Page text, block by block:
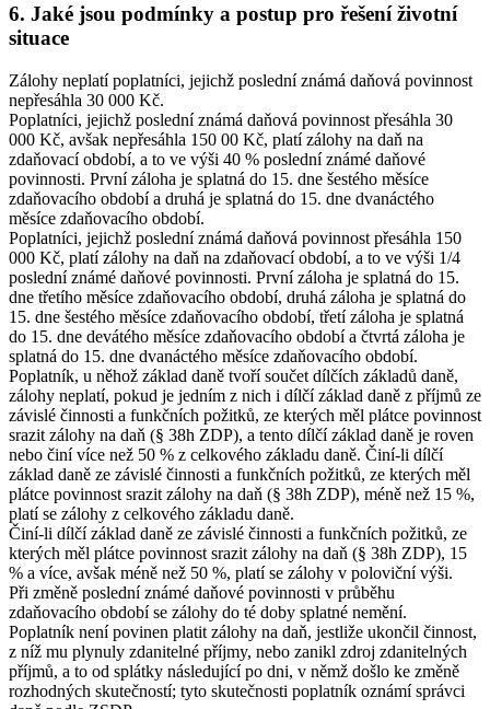
6. Jaké jsou podmínky a postup pro řešení životní
situace
Zálohy neplatí poplatníci, jejichž poslední známá daňová povinnost
nepřesáhla 30 000 Kč.
Poplatníci, jejichž poslední známá daňová povinnost přesáhla 30
000 Kč, avšak nepřesáhla 150 00 Kč, platí zálohy na daň na
zdaňovací období, a to ve výši 40 % poslední známé daňové
povinnosti. První záloha je splatná do 15. dne šestého měsíce
zdaňovacího období a druhá je splatná do 15. dne dvanáctého
měsíce zdaňovacího období.
Poplatníci, jejichž poslední známá daňová povinnost přesáhla 150
000 Kč, platí zálohy na daň na zdaňovací období, a to ve výši 1/4
poslední známé daňové povinnosti. První záloha je splatná do 15.
dne třetího měsíce zdaňovacího období, druhá záloha je splatná do
15. dne šestého měsíce zdaňovacího období, třetí záloha je splatná
do 15. dne devátého měsíce zdaňovacího období a čtvrtá záloha je
splatná do 15. dne dvanáctého měsíce zdaňovacího období.
Poplatník, u něhož základ daně tvoří součet dílčích základů daně,
zálohy neplatí, pokud je jedním z nich i dílčí základ daně z příjmů ze
závislé činnosti a funkčních požitků, ze kterých měl plátce povinnost
srazit zálohy na daň (§ 38h ZDP), a tento dílčí základ daně je roven
nebo činí více než 50 % z celkového základu daně. Činí-li dílčí
základ daně ze závislé činnosti a funkčních požitků, ze kterých měl
plátce povinnost srazit zálohy na daň (§ 38h ZDP), méně než 15 %,
platí se zálohy z celkového základu daně.
Činí-li dílčí základ daně ze závislé činnosti a funkčních požitků, ze
kterých měl plátce povinnost srazit zálohy na daň (§ 38h ZDP), 15
% a více, avšak méně než 50 %, platí se zálohy v poloviční výši.
Při změně poslední známé daňové povinnosti v průběhu
zdaňovacího období se zálohy do té doby splatné nemění.
Poplatník není povinen platit zálohy na daň, jestliže ukončil činnost,
z níž mu plynuly zdanitelné příjmy, nebo zanikl zdroj zdanitelných
příjmů, a to od splátky následující po dni, v němž došlo ke změně
rozhodných skutečností; tyto skutečnosti poplatník oznámí správci